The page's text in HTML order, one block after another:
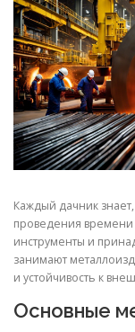
СТАТЬИ
Каждый дачник
проведения
инструменты и
занимают
и устойчивость к
Основные